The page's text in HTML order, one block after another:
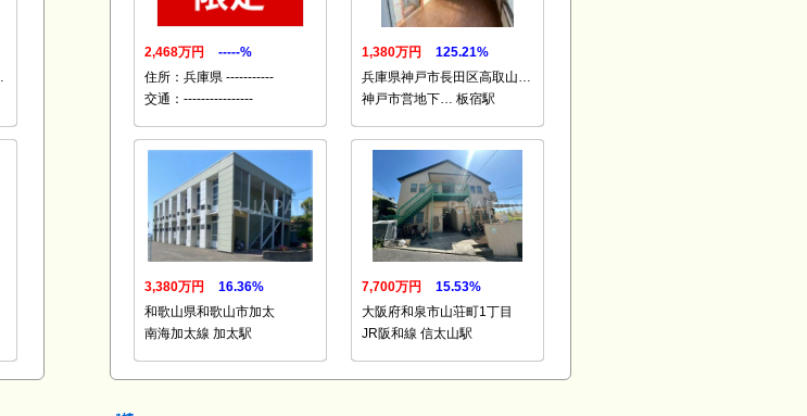
2,468万円
-----%
住所：兵庫県 -----------
交通：----------------
1,380万円
125.21%
兵庫県神戸市長田区高取山…
神戸市営地下… 板宿駅
3,380万円
16.36%
和歌山県和歌山市加太
南海加太線 加太駅
7,700万円
15.53%
大阪府和泉市山荘町1丁目
JR阪和線 信太山駅